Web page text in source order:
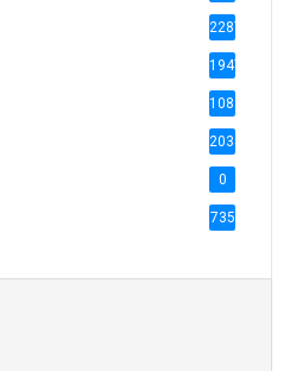
2287
1947
1088
2035
0
735